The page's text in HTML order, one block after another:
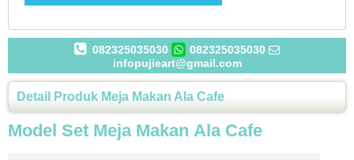
082325035030
082325035030
infopujieart@gmail.com
Detail Produk Meja Makan Ala Cafe
Model Set Meja Makan Ala Cafe